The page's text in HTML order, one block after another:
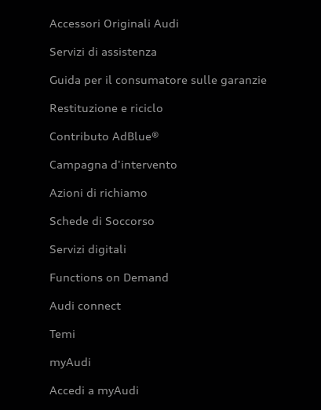
Accessori Originali Audi
Servizi di assistenza
Guida per il consumatore sulle garanzie
Restituzione e riciclo
Contributo AdBlue®
Campagna d'intervento
Azioni di richiamo
Schede di Soccorso
Servizi digitali
Functions on Demand
Audi connect
Temi
myAudi
Accedi a myAudi